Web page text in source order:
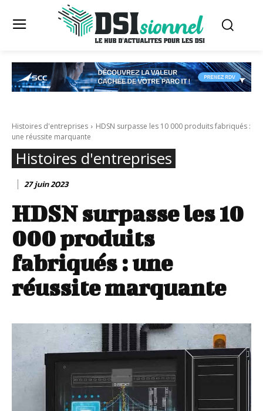
Histoires d'entreprises
HDSN surpasse les 10 000 produits fabriqués :
une réussite marquante
Histoires d'entreprises
27 juin 2023
HDSN surpasse les 10
000 produits
fabriqués : une
réussite marquante